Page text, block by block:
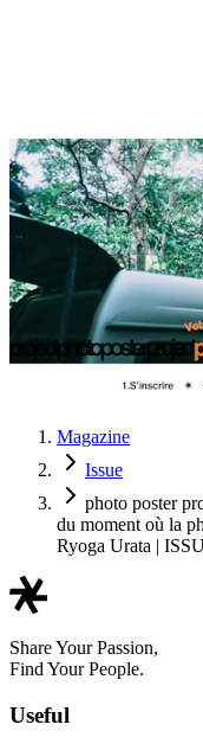
Magazine
Issue
photo poster
du moment où la
Ryoga Urata |
Share Your Passion,
Find Your People.
Useful